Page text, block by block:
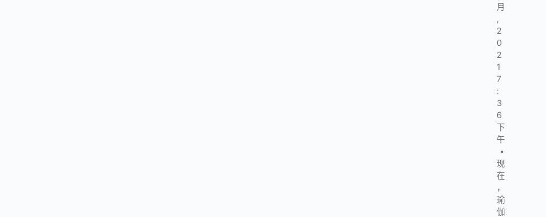
月
,
2
0
2
1
7
:
3
6
下
午
•
现
在
，
瑜
伽